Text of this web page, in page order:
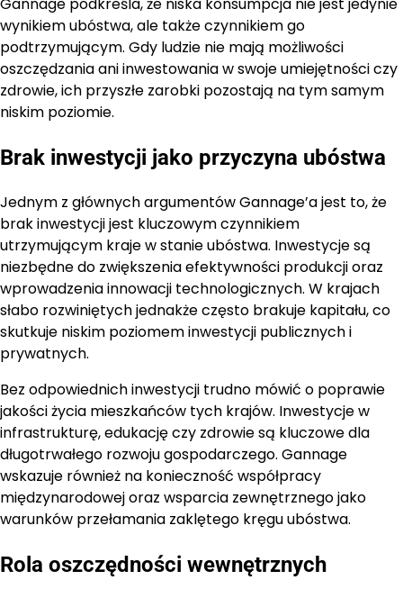
Gannage podkreśla, że niska konsumpcja nie jest jedynie
wynikiem ubóstwa, ale także czynnikiem go
podtrzymującym. Gdy ludzie nie mają możliwości
oszczędzania ani inwestowania w swoje umiejętności czy
zdrowie, ich przyszłe zarobki pozostają na tym samym
niskim poziomie.
Brak inwestycji jako przyczyna ubóstwa
Jednym z głównych argumentów Gannage’a jest to, że
brak inwestycji jest kluczowym czynnikiem
utrzymującym kraje w stanie ubóstwa. Inwestycje są
niezbędne do zwiększenia efektywności produkcji oraz
wprowadzenia innowacji technologicznych. W krajach
słabo rozwiniętych jednakże często brakuje kapitału, co
skutkuje niskim poziomem inwestycji publicznych i
prywatnych.
Bez odpowiednich inwestycji trudno mówić o poprawie
jakości życia mieszkańców tych krajów. Inwestycje w
infrastrukturę, edukację czy zdrowie są kluczowe dla
długotrwałego rozwoju gospodarczego. Gannage
wskazuje również na konieczność współpracy
międzynarodowej oraz wsparcia zewnętrznego jako
warunków przełamania zaklętego kręgu ubóstwa.
Rola oszczędności wewnętrznych